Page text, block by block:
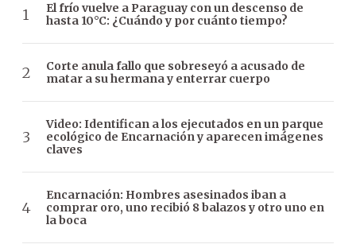
El frío vuelve a Paraguay con un descenso de
hasta 10°C: ¿Cuándo y por cuánto tiempo?
Corte anula fallo que sobreseyó a acusado de
matar a su hermana y enterrar cuerpo
Video: Identifican a los ejecutados en un parque
ecológico de Encarnación y aparecen imágenes
claves
Encarnación: Hombres asesinados iban a
comprar oro, uno recibió 8 balazos y otro uno en
la boca